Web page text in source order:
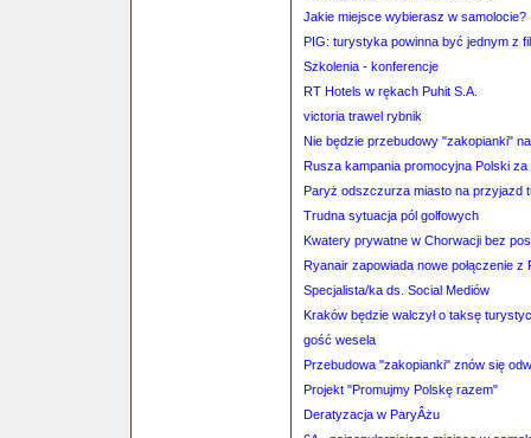
Jakie miejsce wybierasz w samolocie?
PIG: turystyka powinna być jednym z
Szkolenia - konferencje
RT Hotels w rękach Puhit S.A.
victoria trawel rybnik
Nie będzie przebudowy "zakopianki"
Rusza kampania promocyjna Polski za
Paryż odszczurza miasto na przyjazd
Trudna sytuacja pól golfowych
Kwatery prywatne w Chorwacji bez
Ryanair zapowiada nowe połączenie z
Specjalista/ka ds. Social Mediów
Kraków będzie walczył o taksę
gość wesela
Przebudowa "zakopianki" znów się
Projekt "Promujmy Polskę razem"
Deratyzacja w ParyÂżu